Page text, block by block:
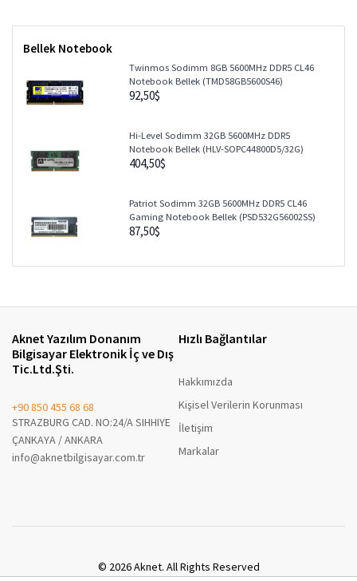
Bellek Notebook
Twinmos Sodimm 8GB 5600MHz DDR5 CL46
Notebook Bellek (TMD58GB5600S46)
92,50$
Hi-Level Sodimm 32GB 5600MHz DDR5
Notebook Bellek (HLV-SOPC44800D5/32G)
404,50$
Patriot Sodimm 32GB 5600MHz DDR5 CL46
Gaming Notebook Bellek (PSD532G56002SS)
87,50$
Twinmos Sodimm 8GB 4800MHz DDR5 CL40
Goodram Sodimm 8GB DDR4 3200MHz
Notebook Bellek [GR3200S464L22S-8G]
74,50$
Hi-Level 16GB 3200MHz DDR4 Sodimm [HLV-
SOPC25600D4/16G]
Aknet Yazılım Donanım
Bilgisayar Elektronik İç ve Dış
Tic.Ltd.Şti.
+90 850 455 68 68
STRAZBURG CAD. NO:24/A SIHHIYE
ÇANKAYA / ANKARA
info@aknetbilgisayar.com.tr
Hızlı Bağlantılar
Hakkımızda
Kişisel Verilerin Korunması
İletişim
Markalar
© 2026 Aknet. All Rights Reserved